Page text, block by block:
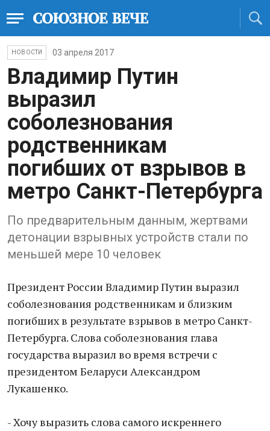
НОВОСТИ 03 апреля 2017
Владимир Путин
выразил
соболезнования
родственникам
погибших от взрывов в
метро Санкт-Петербурга
По предварительным данным, жертвами
детонации взрывных устройств стали по
меньшей мере 10 человек
Президент России Владимир Путин выразил
соболезнования родственникам и близким
погибших в результате взрывов в метро Санкт-
Петербурга. Слова соболезнования глава
государства выразил во время встречи с
президентом Беларуси Александром
Лукашенко.
- Хочу выразить слова самого искреннего